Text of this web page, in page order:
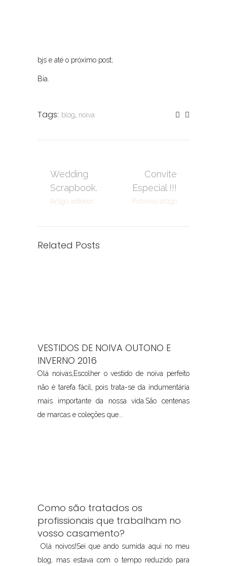
bjs e até o próximo post;
Bia.
Tags: blog, noiva
Wedding
Scrapbook.
Artigo anterior
Convite
Especial !!!
Próximo artigo
Related Posts
VESTIDOS DE NOIVA OUTONO E
INVERNO 2016
Olá noivas,Escolher o vestido de noiva perfeito
não é tarefa fácil, pois trata-se da indumentária
mais importante da nossa vida.São centenas
de marcas e coleções que...
Como são tratados os
profissionais que trabalham no
vosso casamento?
Olá noivos!Sei que ando sumida aqui no meu
blog, mas estava com o tempo reduzido para